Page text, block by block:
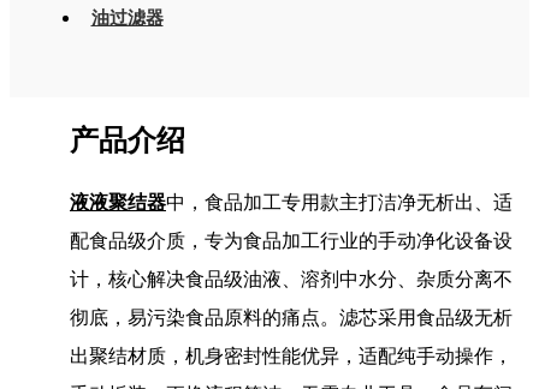
油过滤器
产品介绍
液液聚结器中，食品加工专用款主打洁净无析出、适
配食品级介质，专为食品加工行业的手动净化设备设
计，核心解决食品级油液、溶剂中水分、杂质分离不
彻底，易污染食品原料的痛点。滤芯采用食品级无析
出聚结材质，机身密封性能优异，适配纯手动操作，